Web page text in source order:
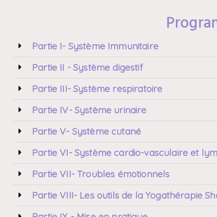
Partie I- Système Immunitaire
Partie II - Système digestif
Partie III- Système respiratoire
Partie IV- Système urinaire
Partie V- Système cutané
Partie VI- Système cardio-vasculaire et
Partie VII- Troubles émotionnels
Partie VIII- Les outils de la Yogathérapie